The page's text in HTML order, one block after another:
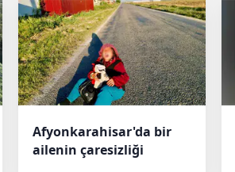
Afyonkarahisar'da bir
ailenin çaresizliği